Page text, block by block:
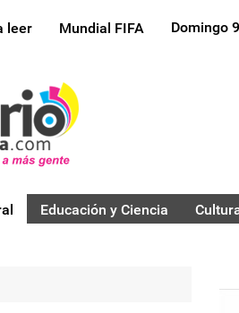
leer Mundial FIFA Domingo
Educación y Ciencia